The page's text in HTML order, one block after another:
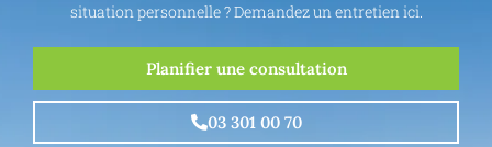
situation personnelle ? Demandez un entretien ici.
Planifier une consultation
03 301 00 70